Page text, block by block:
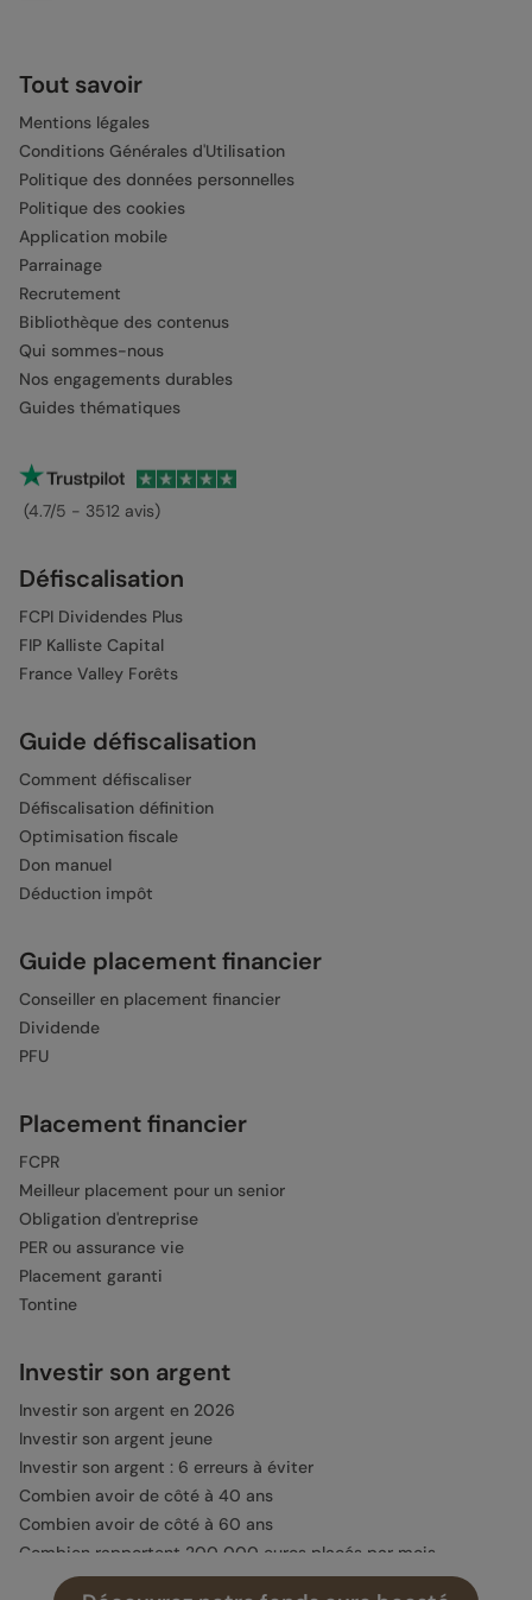
Tout savoir
Mentions légales
Conditions Générales d'Utilisation
Politique des données personnelles
Politique des cookies
Application mobile
Parrainage
Recrutement
Bibliothèque des contenus
Qui sommes-nous
Nos engagements durables
Guides thématiques
(4.7/5 - 3512 avis)
Défiscalisation
FCPI Dividendes Plus
FIP Kalliste Capital
France Valley Forêts
Guide défiscalisation
Comment défiscaliser
Défiscalisation définition
Optimisation fiscale
Don manuel
Déduction impôt
Guide placement financier
Conseiller en placement financier
Dividende
PFU
Placement financier
FCPR
Meilleur placement pour un senior
Obligation d'entreprise
PER ou assurance vie
Placement garanti
Tontine
Investir son argent
Investir son argent en 2026
Investir son argent jeune
Investir son argent : 6 erreurs à éviter
Combien avoir de côté à 40 ans
Combien avoir de côté à 60 ans
Combien rapportent 200 000 euros placés par mois
Combien rapportent 300 000 euros placés par mois